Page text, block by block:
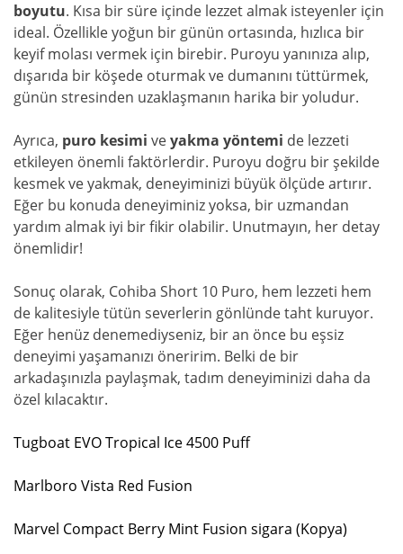
boyutu. Kısa bir süre içinde lezzet almak isteyenler için
ideal. Özellikle yoğun bir günün ortasında, hızlıca bir
keyif molası vermek için birebir. Puroyu yanınıza alıp,
dışarıda bir köşede oturmak ve dumanını tüttürmek,
günün stresinden uzaklaşmanın harika bir yoludur.
Ayrıca, puro kesimi veyakma yöntemi de lezzeti
etkileyen önemli faktörlerdir. Puroyu doğru bir şekilde
kesmek ve yakmak, deneyiminizi büyük ölçüde artırır.
Eğer bu konuda deneyiminiz yoksa, bir uzmandan
yardım almak iyi bir fikir olabilir. Unutmayın, her detay
önemlidir!
Sonuç olarak, Cohiba Short 10 Puro, hem lezzeti hem
de kalitesiyle tütün severlerin gönlünde taht kuruyor.
Eğer henüz denemediyseniz, bir an önce bu eşsiz
deneyimi yaşamanızı öneririm. Belki de bir
arkadaşınızla paylaşmak, tadım deneyiminizi daha da
özel kılacaktır.
Tugboat EVO Tropical Ice 4500 Puff
Marlboro Vista Red Fusion
Marvel Compact Berry Mint Fusion sigara (Kopya)